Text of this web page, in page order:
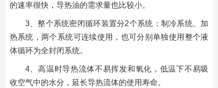
的速率很快，导热油的需求量也比较小。
3、整个系统密闭循环装置分2个系统：制冷系统、加
热系统，两个系统可连续使用，也可分别单独使用整个液
体循环为全封闭系统。
4、高温时导热流体不易挥发和氧化，低温下不易吸
收空气中的水分，延长导热流体的使用寿命。